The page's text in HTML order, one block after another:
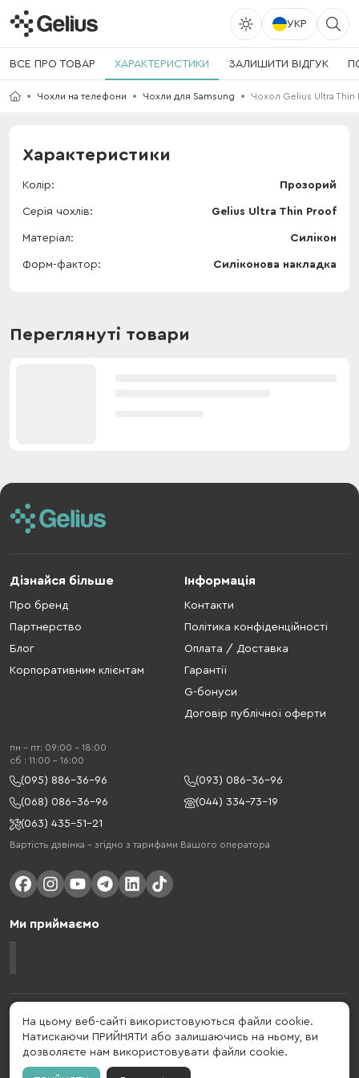
УКР
ВСЕ ПРО ТОВАР ХАРАКТЕРИСТИКИ ЗАЛИШИТИ ВІДГУК
Чохли на телефони Чохли для Samsung Чохол Gelius Ultra Thin
Характеристики
Колір Прозорий
Серія чохлів Gelius Ultra Thin Proof
Матеріал Силікон
Форм-фактор Силіконова накладка
Переглянуті товари
Дізнайся більше
Про бренд
Партнерство
Блог
Корпоративним клієнтам
Інформація
Контакти
Політика конфіденційності
Оплата / Доставка
Гарантії
G-бонуси
Договір публічної оферти
пн - пт: 09:00 - 18:00
cб : 11:00 - 16:00
(095) 886-36-96
(093) 086-36-96
(068) 086-36-96
(044) 334-73-19
(063) 435-51-21
Вартість дзвінка – згідно з тарифами Вашого оператора
Ми приймаємо
Gelius - український бренд, який активно розвивається у сфері смарт
гаджетів та мобільних аксесуарів. Бренд заснований в 2013 році. Gelius
- це набагато більше ніж просто бренд, це стиль життя, який об'єднує в
собі драйв, радість, швидкість, новації і практичність.
На цьому веб-сайті використовуються файли cookie.
Натискаючи ПРИЙНЯТИ або залишаючись на ньому, ви
дозволяєте нам використовувати файли cookie.